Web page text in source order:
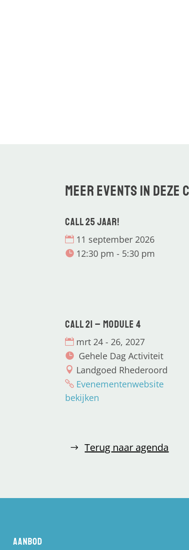
Meer events in deze
CALL 25 jaar!
11 september 2026
12:30 pm - 5:30 pm
CALL 21 – Module 4
mrt 24 - 26, 2027
Gehele Dag Activiteit
Landgoed Rhederoord
Evenementenwebsite
bekijken
Terug naar agenda
Aanbod